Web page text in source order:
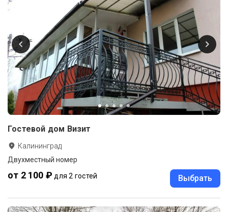
Гостевой дом Визит
Калининград
Двухместный номер
от 2 100 ₽ для 2 гостей Выбрать